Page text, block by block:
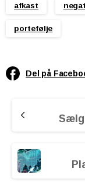
afkast
portefølje
Del på
Reading